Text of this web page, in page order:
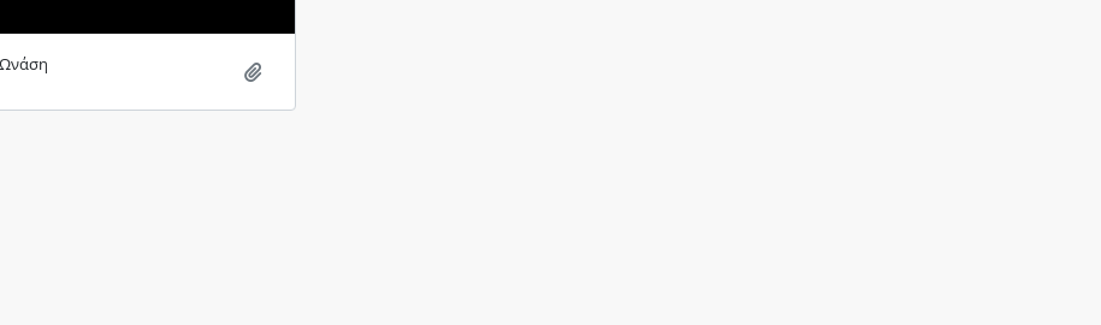
Add to clipboard